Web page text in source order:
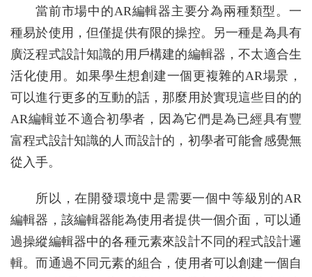
當前市場中的AR編輯器主要分為兩種類型。一
種易於使用，但僅提供有限的操控。另一種是為具有
廣泛程式設計知識的用戶構建的編輯器，不太適合生
活化使用。如果學生想創建一個更複雜的AR場景，
可以進行更多的互動的話，那麼用於實現這些目的的
AR編輯並不適合初學者，因為它們是為已經具有豐
富程式設計知識的人而設計的，初學者可能會感覺無
從入手。
所以，在開發環境中是需要一個中等級別的AR
編輯器，該編輯器能為使用者提供一個介面，可以通
過操縱編輯器中的各種元素來設計不同的程式設計邏
輯。而通過不同元素的組合，使用者可以創建一個自